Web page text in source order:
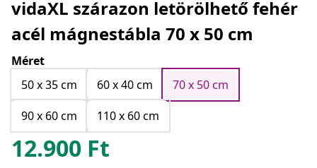
vidaXL szárazon letörölhető fehér
acél mágnestábla 70 x 50 cm
Méret
50 x 35 cm
60 x 40 cm
70 x 50 cm
90 x 60 cm
110 x 60 cm
12.900 Ft